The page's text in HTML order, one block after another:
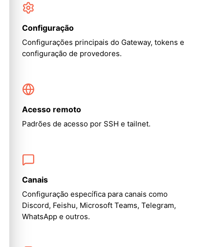
Configuração
Configurações principais do Gateway, tokens e
configuração de provedores.
Acesso remoto
Padrões de acesso por SSH e tailnet.
Canais
Configuração específica para canais como
Discord, Feishu, Microsoft Teams, Telegram,
WhatsApp e outros.